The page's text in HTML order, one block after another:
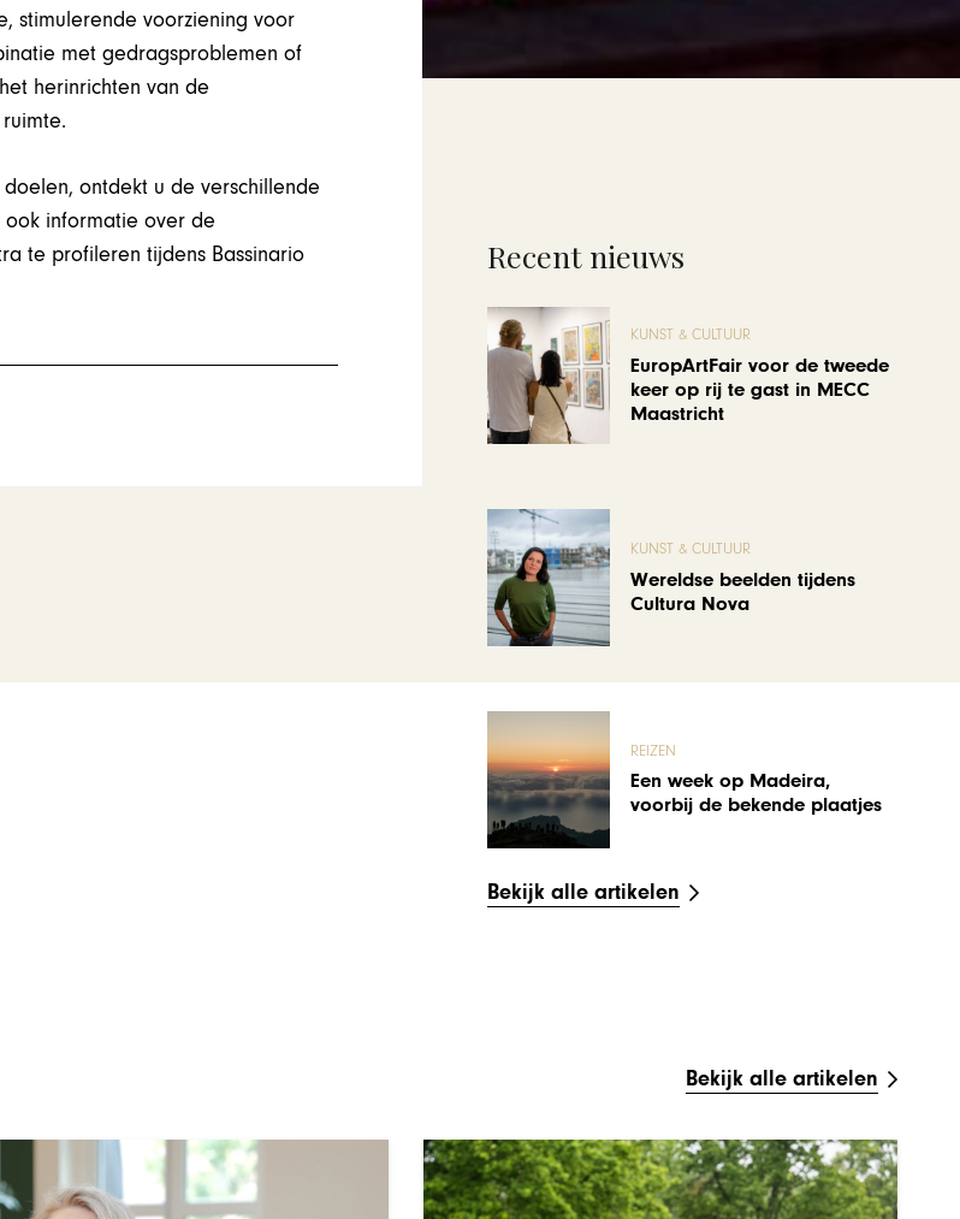
stimulerende voorziening voor
met gedragsproblemen of
herinrichten van de
ontdekt u de verschillende
ook informatie over de
te profileren tijdens Bassinario
Recent nieuws
KUNST & CULTUUR
EuropArtFair voor de tweede
keer op rij te gast in MECC
Maastricht
KUNST & CULTUUR
Wereldse beelden tijdens
Cultura Nova
REIZEN
Een week op Madeira,
voorbij de bekende plaatjes
Bekijk alle artikelen
Bekijk alle artikelen